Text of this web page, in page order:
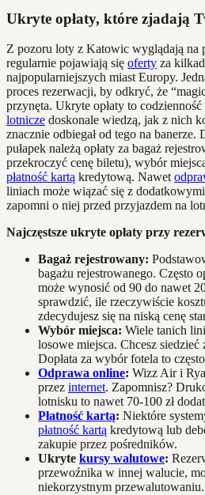
Ukryte opłaty, które zjadają
Z pozoru loty z Katowic wyglądają na
regularnie pojawiają się oferty za
najpopularniejszych miast Europy.
proces rezerwacji, by odkryć, że
przynęta. Ukryte opłaty to
lotnicze doskonale wiedzą, jak z nich
znacznie odbiegał od tego na banerze.
pułapek należą opłaty za bagaż
przekroczyć cenę biletu), wybór
płatność kartą kredytową. Nawet
liniach może wiązać się z
zapomni o niej przed przyjazdem na
Najczęstsze ukryte opłaty przy
Bagaż rejestrowany:
bagażu rejestrowanego. Często
może wynosić od 90 do nawet
sprawdzić, ile rzeczywiście
zdecydujesz się na niską cenę
Wybór miejsca: Wiele tanich
losowe miejsca. Chcesz
Dopłata za wybór fotela to
Odprawa online: Wizz Air i
przez internet. Zapomnisz?
lotnisku to nawet 70-100 zł
Płatność kartą: Niektóre
płatność kartą kredytową lub
zakupie przez pośredników.
Ukryte kursy walutowe:
przewoźnika w innej walucie,
niekorzystnym przewalutowaniu.